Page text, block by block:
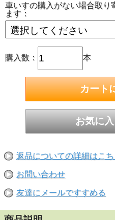
車いすの購入がない場合取り
ます：
購入数： 本
返品についての詳細はこち
お問い合わせ
友達にメールですすめる